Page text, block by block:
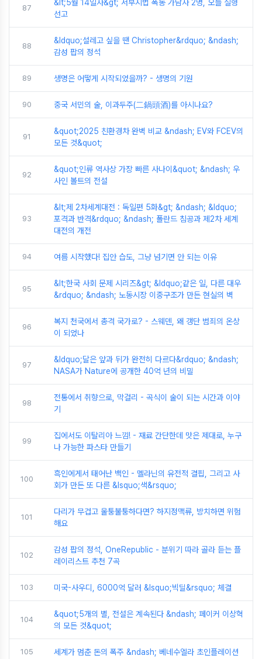
87
&lt;5월 14일자&gt; 서부지법 폭동 가담자 2명, 오늘 실형
선고
88
&ldquo;설레고 싶을 땐 Christopher&rdquo; &ndash;
감성 팝의 정석
89 생명은 어떻게 시작되었을까? - 생명의 기원
90 중국 서민의 술, 이과두주(二鍋頭酒)를 아시나요?
91
&quot;2025 친환경차 완벽 비교 &ndash; EV와 FCEV의
모든 것&quot;
92
&quot;인류 역사상 가장 빠른 사나이&quot; &ndash; 우
사인 볼트의 전설
93
&lt;제 2차세계대전 : 독일편 5화&gt; &ndash; &ldquo;
포격과 반격&rdquo; &ndash; 폴란드 침공과 제2차 세계
대전의 개전
94 여름 시작했다! 집안 습도, 그냥 넘기면 안 되는 이유
95
&lt;한국 사회 문제 시리즈&gt; &ldquo;같은 일, 다른 대우
&rdquo; &ndash; 노동시장 이중구조가 만든 현실의 벽
96
복지 천국에서 총격 국가로? - 스웨덴, 왜 갱단 범죄의 온상
이 되었나
97
&ldquo;달은 앞과 뒤가 완전히 다르다&rdquo; &ndash;
NASA가 Nature에 공개한 40억 년의 비밀
98
전통에서 취향으로, 막걸리 - 곡식이 술이 되는 시간과 이야
기
99
집에서도 이탈리아 느낌! - 재료 간단한데 맛은 제대로, 누구
나 가능한 파스타 만들기
100
흑인에게서 태어난 백인 - 멜라닌의 유전적 결핍, 그리고 사
회가 만든 또 다른 &lsquo;색&rsquo;
101
다리가 무겁고 울퉁불퉁하다면? 하지정맥류, 방치하면 위험
해요
102
감성 팝의 정석, OneRepublic - 분위기 따라 골라 듣는 플
레이리스트 추천 7곡
103 미국-사우디, 6000억 달러 &lsquo;빅딜&rsquo; 체결
104
&quot;5개의 별, 전설은 계속된다 &ndash; 페이커 이상혁
의 모든 것&quot;
105 세계가 멈춘 돈의 폭주 &ndash; 베네수엘라 초인플레이션